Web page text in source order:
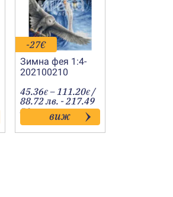
-27€
Зимна фея 1:4-
202100210
45.36€ –111.20€Price
range:
45.36€
through
111.20€
/
88.72 лв. - 217.49
лв. виж